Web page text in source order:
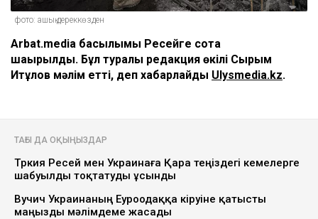
фото: ашық дереккөзден
Arbat.media басылымы Ресейге сотқа
шақырылды. Бұл туралы редакция өкілі Сырым
Итқұлов мәлім етті, деп хабарлайды Ulysmedia.kz.
ТАҒЫ ДА ОҚЫҢЫЗДАР
Түркия Ресей мен Украинаға Қара теңіздегі кемелерге
шабуылды тоқтатуды ұсынды
Вучич Украинаның Еуроодаққа кіруіне қатысты
маңызды мәлімдеме жасады